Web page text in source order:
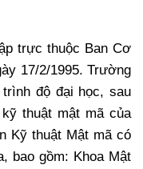
trực thuộc Ban Cơ
17/2/1995. Trường
độ đại học, sau
thuật mật mã của
Kỹ thuật Mật mã có
bao gồm: Khoa Mật